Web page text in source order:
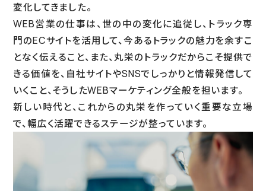
変化してきました。
WEB営業の仕事は、世の中の変化に追従し、トラック専
門のECサイトを活用して、今あるトラックの魅力を余すこ
となく伝えること、また、丸栄のトラックだからこそ提供で
きる価値を、自社サイトやSNSでしっかりと情報発信して
いくこと、そうしたWEBマーケティング全般を担います。
新しい時代と、これからの丸栄を作っていく重要な立場
で、幅広く活躍できるステージが整っています。